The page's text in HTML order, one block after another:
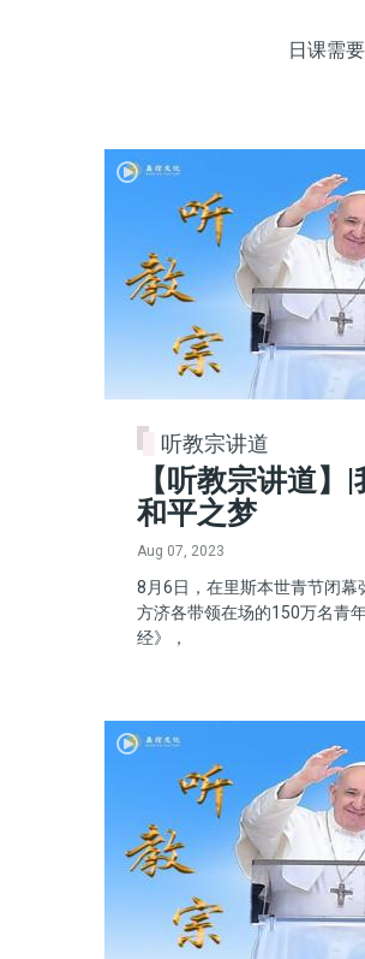
日课需
听教宗讲道
【听教宗讲道】
和平之梦
Aug 07, 2023
8月6日，在里斯本世青节闭幕
方济各带领在场的150万名青
经》，